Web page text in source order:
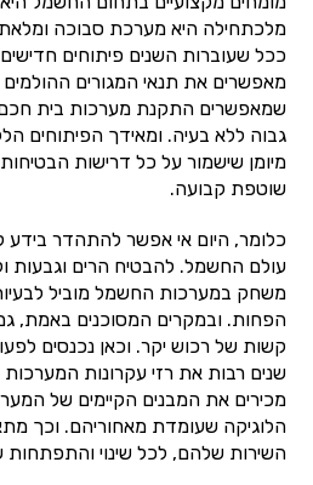
מלכתחילה היא מערכת סבוכה
ככל שעוברות השנים פיתוחים חדישים
שמאפשרים התקנת מערכות בית
גבוה ללא בעיה. ומאידך הפיתוחים
מיומן שישמור על כל דרישות
שוטפת קבועה.
כלומר, היום אי אפשר להתהדר
עולם החשמל. להבטיח הרים וגבעות
משחק במערכות החשמל מוביל
הפחות. ובמקרים המסוכנים באמת,
קשות של רכוש יקר. וכאן נכנסים
שנים רבות את רזי עקרונות
מכירים את המבנים הקיימים של
הלוגיקה שעומדת מאחוריהם. וכך
השירות שלהם, לכל שינוי